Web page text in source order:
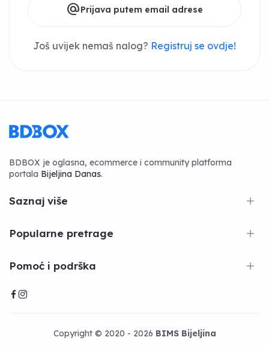
alternate_emailPrijava putem email adrese
Još uvijek nemaš nalog? Registruj se ovdje!
BDBOX je oglasna, ecommerce i community platforma
portala Bijeljina Danas.
Saznaj više
Popularne pretrage
Pomoć i podrška
Copyright © 2020 - 2026 BIMS Bijeljina